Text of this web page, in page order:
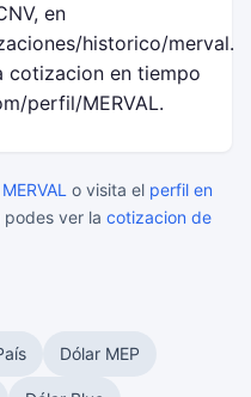
en
historico/merval.
cotizacion en tiempo
perfil/MERVAL.
MERVAL o visita el perfil en
podes ver la cotizacion de
Dólar MEP